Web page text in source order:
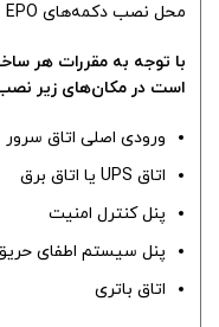
محل نصب دکمه‌های EPO به صورت زیر است:
است در مکان‌های زیر
ورودی اصلی اتاق سرور
اتاق UPS یا اتاق برق
پنل کنترل امنیت
پنل سیستم اطفای
اتاق باتری